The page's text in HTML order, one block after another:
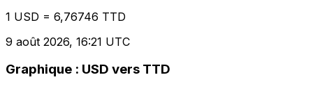
1 USD = 6,76746 TTD
9 août 2026, 16:21 UTC
Graphique : USD vers TTD